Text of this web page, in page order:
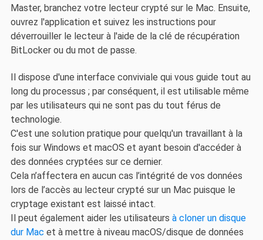
Master, branchez votre lecteur crypté sur le Mac. Ensuite,
ouvrez l'application et suivez les instructions pour
déverrouiller le lecteur à l'aide de la clé de récupération
BitLocker ou du mot de passe.
Il dispose d'une interface conviviale qui vous guide tout au
long du processus ; par conséquent, il est utilisable même
par les utilisateurs qui ne sont pas du tout férus de
technologie.
C'est une solution pratique pour quelqu'un travaillant à la
fois sur Windows et macOS et ayant besoin d'accéder à
des données cryptées sur ce dernier.
Cela n’affectera en aucun cas l’intégrité de vos données
lors de l’accès au lecteur crypté sur un Mac puisque le
cryptage existant est laissé intact.
Il peut également aider les utilisateurs à cloner un disque
dur Mac et à mettre à niveau macOS/disque de données